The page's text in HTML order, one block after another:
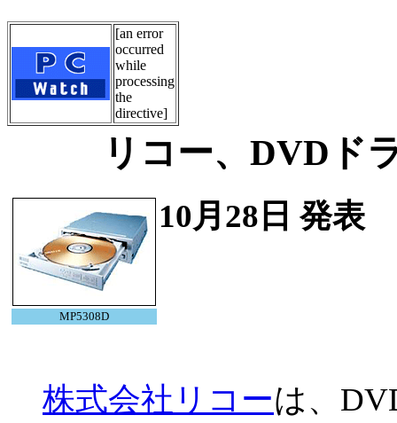
[an error
occurred
while
processing
the
directive]
リコー、DVDド
MP5308D
10月28日 発表
株式会社リコーは、